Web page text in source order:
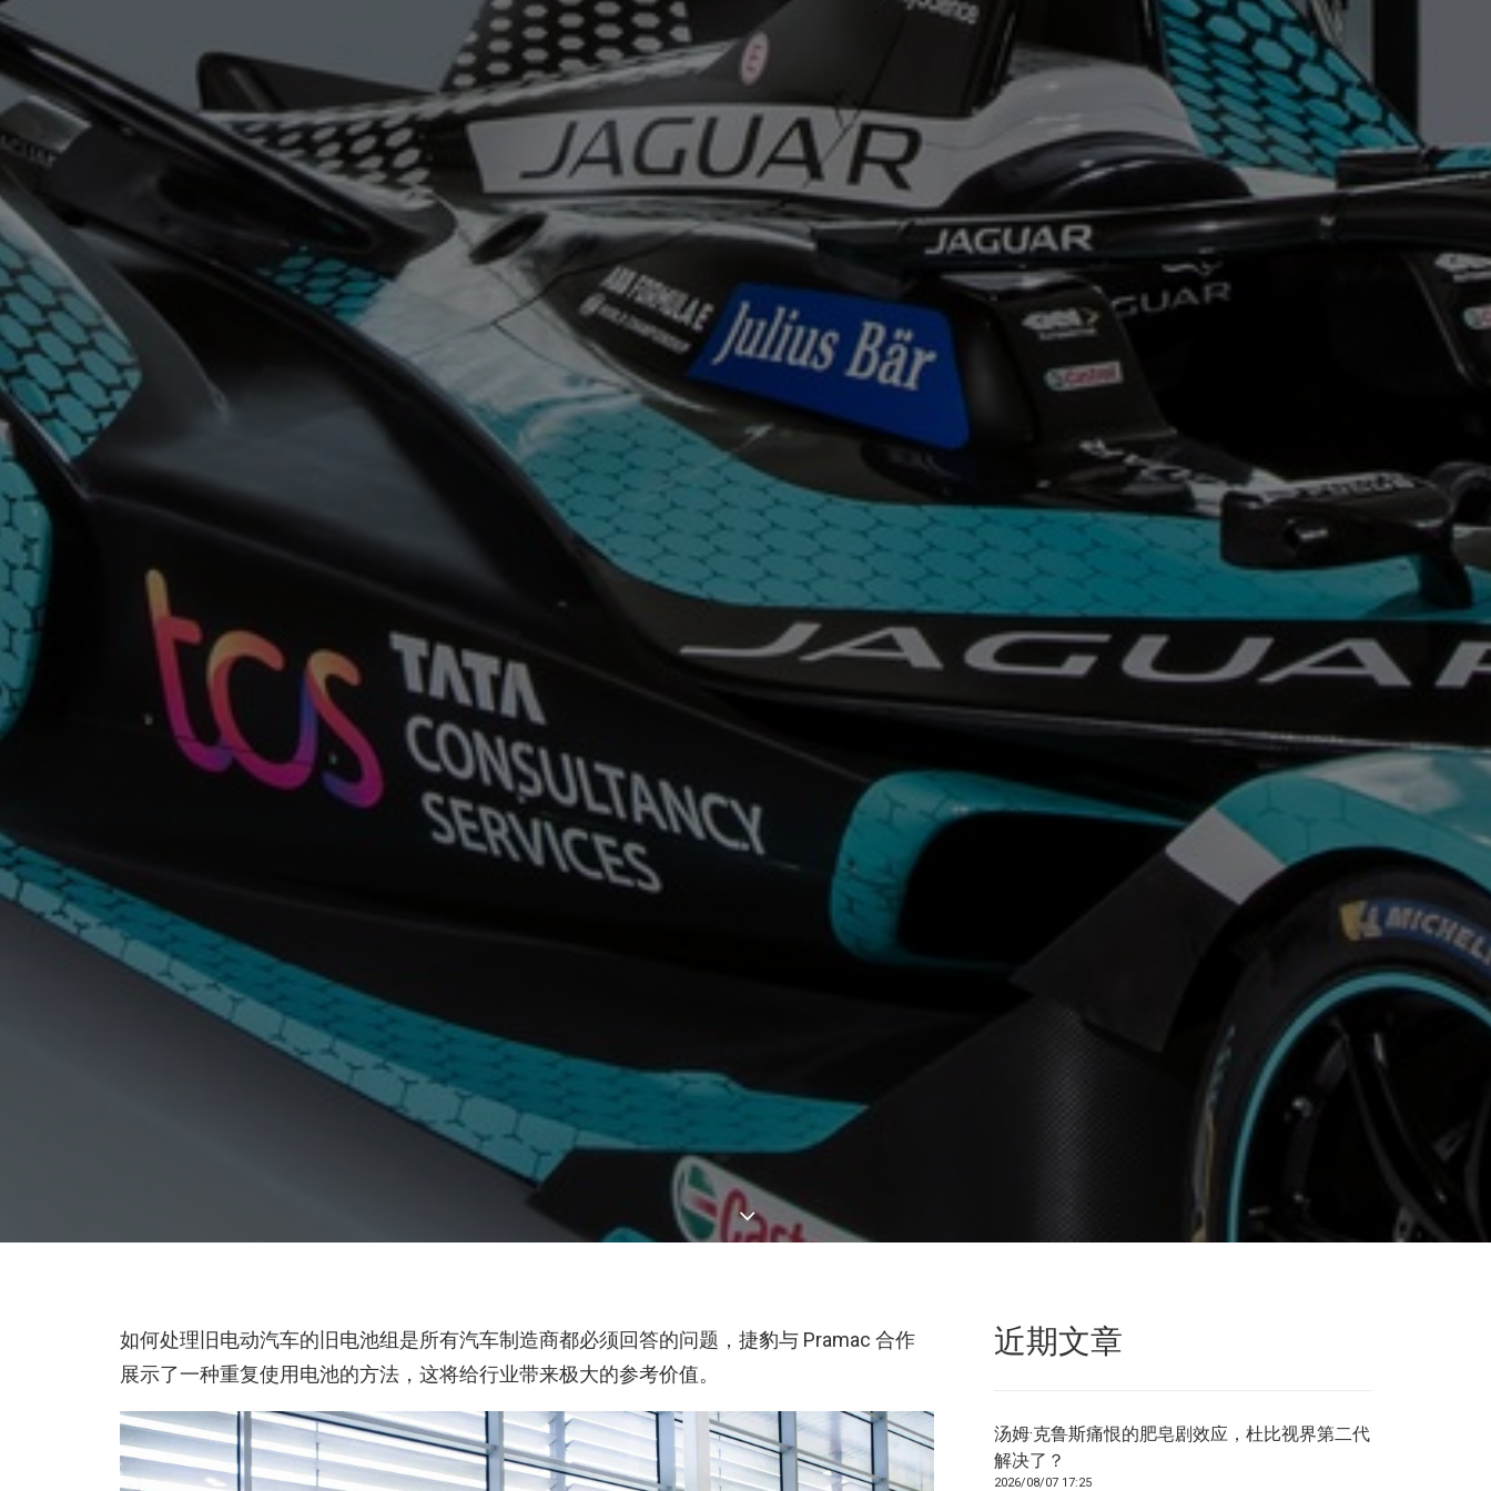
如何处理旧电动汽车的旧电池组是所有汽车制造商都必须回答的问题，捷豹与 Pramac 合作
展示了一种重复使用电池的方法，这将给行业带来极大的参考价值。
近期文章
汤姆·克鲁斯痛恨的肥皂剧效应，杜比视界第二代
解决了？
2026/08/07 17:25